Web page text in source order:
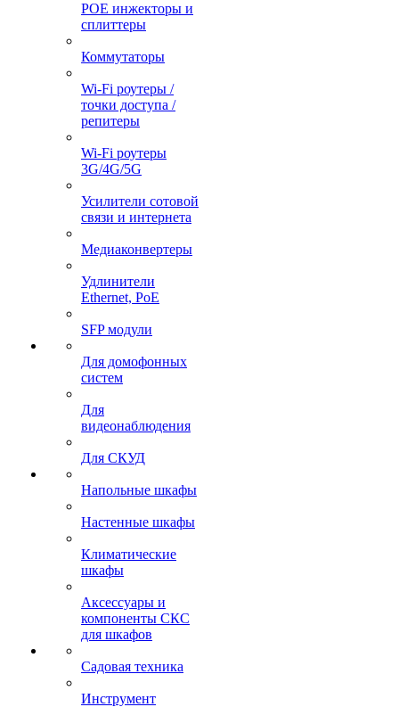
POE инжекторы и
сплиттеры
Коммутаторы
Wi-Fi роутеры /
точки доступа /
репитеры
Wi-Fi роутеры
3G/4G/5G
Усилители сотовой
связи и интернета
Медиаконвертеры
Удлинители
Ethernet, PoE
SFP модули
Для домофонных
систем
Для
видеонаблюдения
Для СКУД
Напольные шкафы
Настенные шкафы
Климатические
шкафы
Аксессуары и
компоненты СКС
для шкафов
Садовая техника
Инструмент